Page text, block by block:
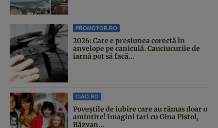
PROMOTOR.RO
2026: Care e presiunea corectă în
anvelope pe caniculă. Cauciucurile de
iarnă pot să facă...
CIAO.RO
Poveştile de iubire care au rămas doar o
amintire! Imagini tari cu Gina Pistol,
Răzvan...